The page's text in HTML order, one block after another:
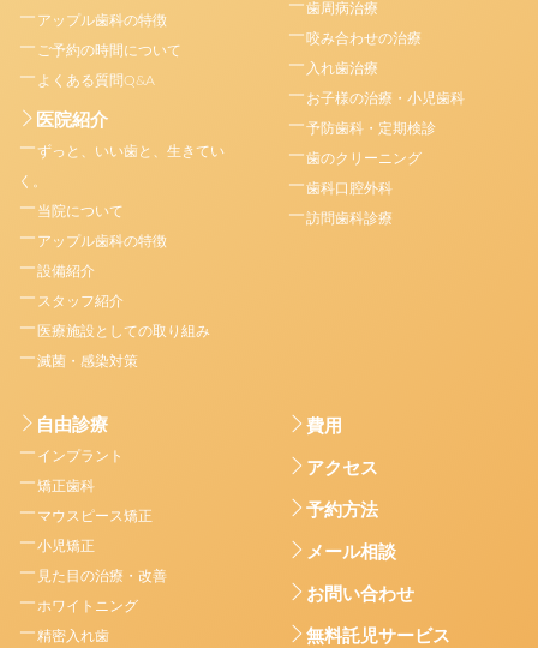
アップル歯科の特徴
ご予約の時間について
よくある質問Q&A
医院紹介
ずっと、いい歯と、生きてい
く。
当院について
アップル歯科の特徴
設備紹介
スタッフ紹介
医療施設としての取り組み
滅菌・感染対策
歯周病治療
咬み合わせの治療
入れ歯治療
お子様の治療・小児歯科
予防歯科・定期検診
歯のクリーニング
歯科口腔外科
訪問歯科診療
自由診療
インプラント
矯正歯科
マウスピース矯正
小児矯正
見た目の治療・改善
ホワイトニング
精密入れ歯
費用
アクセス
予約方法
メール相談
お問い合わせ
無料託児サービス